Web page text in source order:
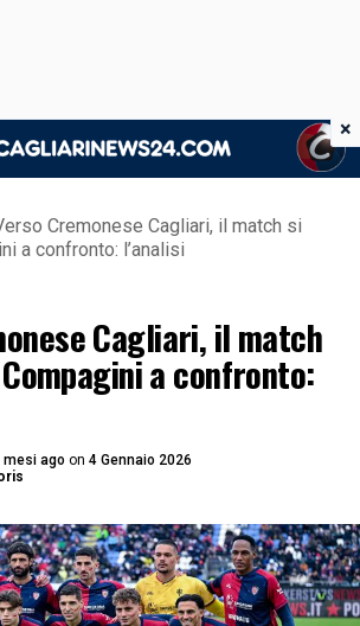
Cremonese Cagliari, il match si
a confronto: l’analisi
Cagliari, il match
a confronto:
mesi ago on 4 Gennaio 2026
×